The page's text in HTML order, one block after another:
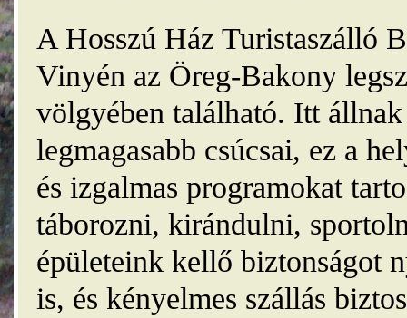
A Hosszú Ház Turistaszálló
Vinyén az Öreg-Bakony
völgyében található. Itt
legmagasabb csúcsai, ez a
és izgalmas programokat
táborozni, kirándulni,
épületeink kellő biztonságot
is, és kényelmes szállás